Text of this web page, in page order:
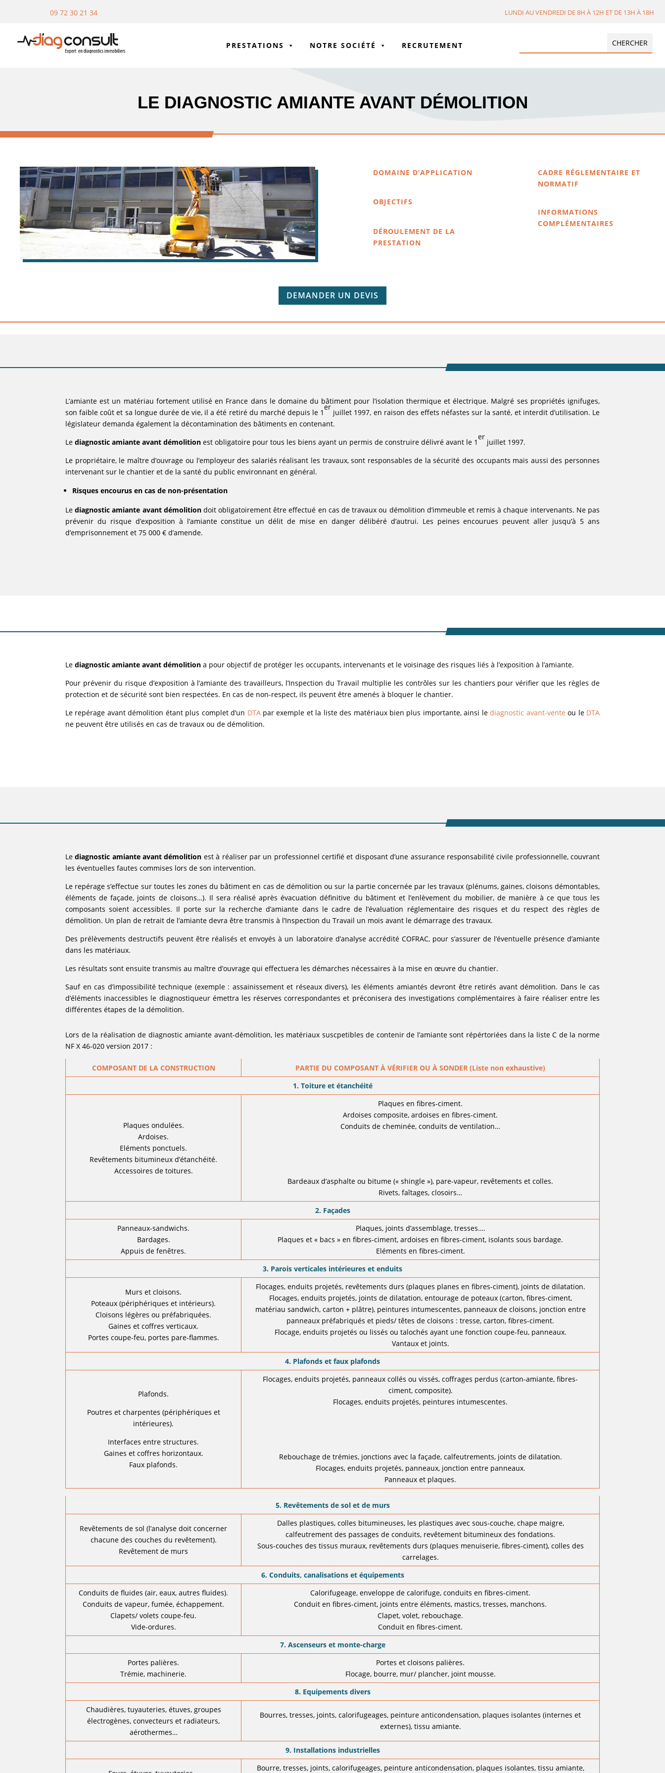
09 72 30 21 34 LUNDI AU VENDREDI DE 8H À 12H ET DE 13H À 18H
PRESTATIONS NOTRE SOCIÉTÉ RECRUTEMENT
LE DIAGNOSTIC AMIANTE AVANT DÉMOLITION
DOMAINE D’APPLICATION
OBJECTIFS
DÉROULEMENT DE LA
PRESTATION
CADRE RÉGLEMENTAIRE ET
NORMATIF
INFORMATIONS
COMPLÉMENTAIRES
DEMANDER UN DEVIS
L’amiante est un matériau fortement utilisé en France dans le domaine du bâtiment pour l’isolation thermique et électrique. Malgré ses propriétés ignifuges,
son faible coût et sa longue durée de vie, il a été retiré du marché depuis le 1
er
juillet 1997, en raison des effets néfastes sur la santé, et interdit d’utilisation. Le
législateur demanda également la décontamination des bâtiments en contenant.
Le diagnostic amiante avant démolition est obligatoire pour tous les biens ayant un permis de construire délivré avant le 1
er
juillet 1997.
Le propriétaire, le maître d’ouvrage ou l’employeur des salariés réalisant les travaux, sont responsables de la sécurité des occupants mais aussi des personnes
intervenant sur le chantier et de la santé du public environnant en général.
Risques encourus en cas de non-présentation
Lediagnostic amiante avant démolitiondoit obligatoirement être effectué en cas de travaux ou démolition d’immeuble et remis à chaque intervenants. Ne pas
prévenir du risque d’exposition à l’amiante constitue un délit de mise en danger délibéré d’autrui. Les peines encourues peuvent aller jusqu’à 5 ans
d’emprisonnement et 75 000 € d’amende.
Le diagnostic amiante avant démolition a pour objectif de protéger les occupants, intervenants et le voisinage des risques liés à l’exposition à l’amiante.
Pour prévenir du risque d’exposition à l’amiante des travailleurs, l’Inspection du Travail multiplie les contrôles sur les chantiers pour vérifier que les règles de
protection et de sécurité sont bien respectées. En cas de non-respect, ils peuvent être amenés à bloquer le chantier.
Le repérage avant démolition étant plus complet d’un DTApar exemple et la liste des matériaux bien plus importante, ainsi lediagnostic avant-vente ou le DTA
ne peuvent être utilisés en cas de travaux ou de démolition.
Lediagnostic amiante avant démolition est à réaliser par un professionnel certifié et disposant d’une assurance responsabilité civile professionnelle, couvrant
les éventuelles fautes commises lors de son intervention.
Le repérage s’effectue sur toutes les zones du bâtiment en cas de démolition ou sur la partie concernée par les travaux (plénums, gaines, cloisons démontables,
éléments de façade, joints de cloisons…). Il sera réalisé après évacuation définitive du bâtiment et l’enlèvement du mobilier, de manière à ce que tous les
composants soient accessibles. Il porte sur la recherche d’amiante dans le cadre de l’évaluation réglementaire des risques et du respect des règles de
démolition. Un plan de retrait de l’amiante devra être transmis à l’Inspection du Travail un mois avant le démarrage des travaux.
Des prélèvements destructifs peuvent être réalisés et envoyés à un laboratoire d’analyse accrédité COFRAC, pour s’assurer de l’éventuelle présence d’amiante
dans les matériaux.
Les résultats sont ensuite transmis au maître d’ouvrage qui effectuera les démarches nécessaires à la mise en œuvre du chantier.
Sauf en cas d’impossibilité technique (exemple : assainissement et réseaux divers), les éléments amiantés devront être retirés avant démolition. Dans le cas
d’éléments inaccessibles le diagnostiqueur émettra les réserves correspondantes et préconisera des investigations complémentaires à faire réaliser entre les
différentes étapes de la démolition.
Lors de la réalisation de diagnostic amiante avant-démolition, les matériaux suscpetibles de contenir de l’amiante sont répértoriées dans la liste C de la norme
NF X 46-020 version 2017 :
COMPOSANT DE LA CONSTRUCTION
PARTIE DU COMPOSANT À VÉRIFIER OU À SONDER (Liste non exhaustive)
1. Toiture et étanchéité
Plaques ondulées.
Ardoises.
Eléments ponctuels.
Revêtements bitumineux d’étanchéité.
Accessoires de toitures.
Plaques en fibres-ciment.
Ardoises composite, ardoises en fibres-ciment.
Conduits de cheminée, conduits de ventilation…
Bardeaux d’asphalte ou bitume (« shingle »), pare-vapeur, revêtements et colles.
Rivets, faîtages, closoirs…
2. Façades
Panneaux-sandwichs.
Bardages.
Appuis de fenêtres.
Plaques, joints d’assemblage, tresses….
Plaques et « bacs » en fibres-ciment, ardoises en fibres-ciment, isolants sous bardage.
Eléments en fibres-ciment.
3. Parois verticales intérieures et enduits
Murs et cloisons.
Poteaux (périphériques et intérieurs).
Cloisons légères ou préfabriquées.
Gaines et coffres verticaux.
Portes coupe-feu, portes pare-flammes.
Flocages, enduits projetés, revêtements durs (plaques planes en fibres-ciment), joints de dilatation.
Flocages, enduits projetés, joints de dilatation, entourage de poteaux (carton, fibres-ciment,
matériau sandwich, carton + plâtre), peintures intumescentes, panneaux de cloisons, jonction entre
panneaux préfabriqués et pieds/ têtes de cloisons : tresse, carton, fibres-ciment.
Flocage, enduits projetés ou lissés ou talochés ayant une fonction coupe-feu, panneaux.
Vantaux et joints.
4. Plafonds et faux plafonds
Plafonds.
Poutres et charpentes (périphériques et
intérieures).
Interfaces entre structures.
Gaines et coffres horizontaux.
Faux plafonds.
Flocages, enduits projetés, panneaux collés ou vissés, coffrages perdus (carton-amiante, fibres-
ciment, composite).
Flocages, enduits projetés, peintures intumescentes.
Rebouchage de trémies, jonctions avec la façade, calfeutrements, joints de dilatation.
Flocages, enduits projetés, panneaux, jonction entre panneaux.
Panneaux et plaques.
5. Revêtements de sol et de murs
Revêtements de sol (l’analyse doit concerner
chacune des couches du revêtement).
Revêtement de murs
Dalles plastiques, colles bitumineuses, les plastiques avec sous-couche, chape maigre,
calfeutrement des passages de conduits, revêtement bitumineux des fondations.
Sous-couches des tissus muraux, revêtements durs (plaques menuiserie, fibres-ciment), colles des
carrelages.
6. Conduits, canalisations et équipements
Conduits de fluides (air, eaux, autres fluides).
Conduits de vapeur, fumée, échappement.
Clapets/ volets coupe-feu.
Vide-ordures.
Calorifugeage, enveloppe de calorifuge, conduits en fibres-ciment.
Conduit en fibres-ciment, joints entre éléments, mastics, tresses, manchons.
Clapet, volet, rebouchage.
Conduit en fibres-ciment.
7. Ascenseurs et monte-charge
Portes palières.
Trémie, machinerie.
Portes et cloisons palières.
Flocage, bourre, mur/ plancher, joint mousse.
8. Equipements divers
Chaudières, tuyauteries, étuves, groupes
électrogènes, convecteurs et radiateurs,
aérothermes…
Bourres, tresses, joints, calorifugeages, peinture anticondensation, plaques isolantes (internes et
externes), tissu amiante.
9. Installations industrielles
Bourre, tresses, joints, calorifugeages, peinture anticondensation, plaques isolantes, tissu amiante,